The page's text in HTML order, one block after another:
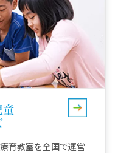
童
育教室を全国で運営